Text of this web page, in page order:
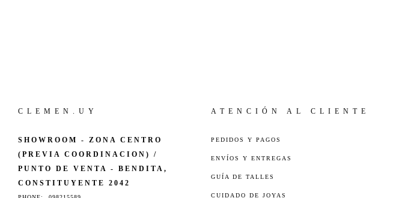
CLEMEN.UY
SHOWROOM - ZONA CENTRO
(PREVIA COORDINACION) /
PUNTO DE VENTA - BENDITA,
CONSTITUYENTE 2042
ATENCIÓN AL CLIENTE
PEDIDOS Y PAGOS
ENVÍOS Y ENTREGAS
GUÍA DE TALLES
CUIDADO DE JOYAS